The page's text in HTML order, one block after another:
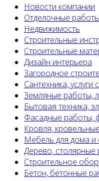
Новости компании
Отделочные работы
Недвижимость
Строительные
Строительные
Дизайн интерьера
Загородное
Сантехника, услуги
Земляные работы,
Бытовая техника,
Фасадные работы,
Кровля,
Мебель для дома и
Дерево, столярные
Строительное
Бетон, бетонные